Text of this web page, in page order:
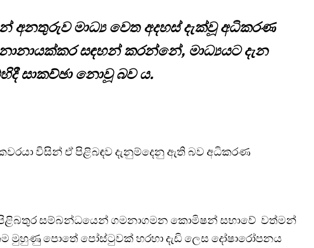
අනතුරුව මාධ්‍ය වෙත අදහස් දැක්වූ අධිකරණ
සඳහන් කරන්නේ, මාධ්‍යයට දැන
සාකච්ඡා නොවූ බව ය.
විසින් ඒ පිළිබඳව දැනුම්දෙනු ඇති බව අධිකරණ
පිළිබතුර සම්බන්ධයෙන් ගමනාගමන කොමිෂන් සභාවේ වත්මන්
මුහුණු පොතේ පෝස්ටුවක් හරහා දැඩි ලෙස දෝෂාරෝපනය